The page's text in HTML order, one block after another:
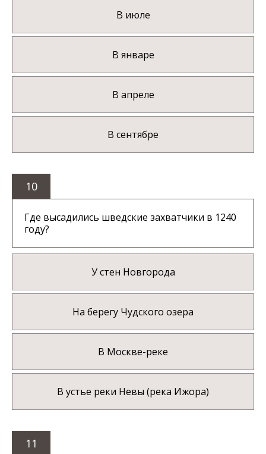
В июле
В январе
В апреле
В сентябре
10
Где высадились шведские захватчики в 1240
году?
У стен Новгорода
На берегу Чудского озера
В Москве-реке
В устье реки Невы (река Ижора)
11